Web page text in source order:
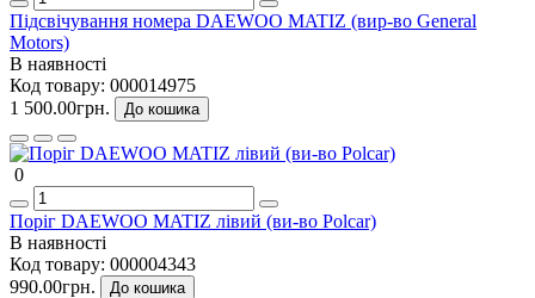
Підсвічування номера DAEWOO MATIZ (вир-во General
Motors)
В наявності
Код товару: 000014975
1 500.00грн.
До кошика
0
Поріг DAEWOO MATIZ лівий (ви-во Polcar)
В наявності
Код товару: 000004343
990.00грн.
До кошика